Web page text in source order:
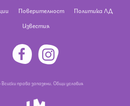
Поверителност
Политика ЛД
Известия
права запазени. Общи условия